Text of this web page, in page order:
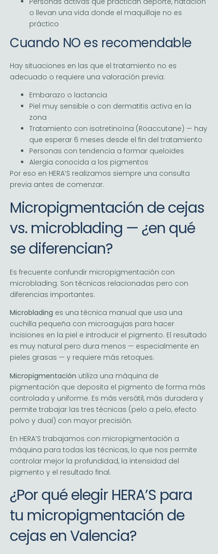
o llevan una vida donde el maquillaje no es
práctico
Cuando NO es recomendable
Hay situaciones en las que el tratamiento no es
adecuado o requiere una valoración previa:
Embarazo o lactancia
Piel muy sensible o con dermatitis activa en la
zona
Tratamiento con isotretinoína (Roaccutane) — hay
que esperar 6 meses desde el fin del tratamiento
Personas con tendencia a formar queloides
Alergia conocida a los pigmentos
Por eso en HERA’S realizamos siempre una consulta
previa antes de comenzar.
Micropigmentación de cejas
vs. microblading — ¿en qué
se diferencian?
Es frecuente confundir micropigmentación con
microblading. Son técnicas relacionadas pero con
diferencias importantes:
Microblading es una técnica manual que usa una
cuchilla pequeña con microagujas para hacer
incisiones en la piel e introducir el pigmento. El resultado
es muy natural pero dura menos — especialmente en
pieles grasas — y requiere más retoques.
Micropigmentación utiliza una máquina de
pigmentación que deposita el pigmento de forma más
controlada y uniforme. Es más versátil, más duradera y
permite trabajar las tres técnicas (pelo a pelo, efecto
polvo y dual) con mayor precisión.
En HERA’S trabajamos con micropigmentación a
máquina para todas las técnicas, lo que nos permite
controlar mejor la profundidad, la intensidad del
pigmento y el resultado final.
¿Por qué elegir HERA’S para
tu micropigmentación de
cejas en Valencia?